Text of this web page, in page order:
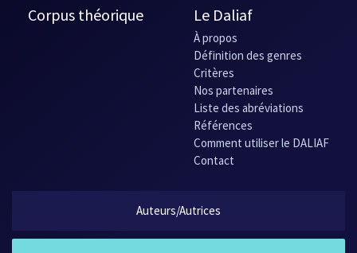
Corpus théorique Le Daliaf
À propos
Définition des genres
Critères
Nos partenaires
Liste des abréviations
Références
Comment utiliser le DALIAF
Contact
Auteurs/Autrices